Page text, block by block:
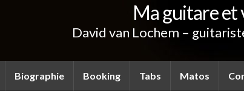
Ma guitare et
David van Lochem –
Biographie Booking Tabs Matos